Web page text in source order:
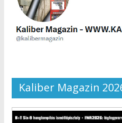
Kaliber Magazin